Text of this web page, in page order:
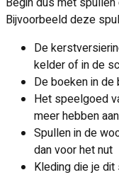
Bijvoorbeeld deze
De
kelder of in de
De boeken in
Het speelgoed
meer hebben
Spullen in de
dan voor het nut
Kleding die je